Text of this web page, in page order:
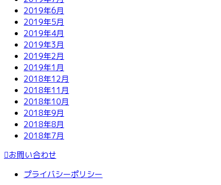
2019年6月
2019年5月
2019年4月
2019年3月
2019年2月
2019年1月
2018年12月
2018年11月
2018年10月
2018年9月
2018年8月
2018年7月
お問い合わせ
プライバシーポリシー